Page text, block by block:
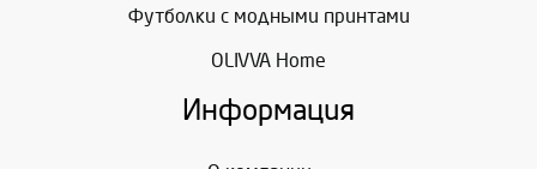
Футболки с модными принтами
OLIVVA Home
Информация